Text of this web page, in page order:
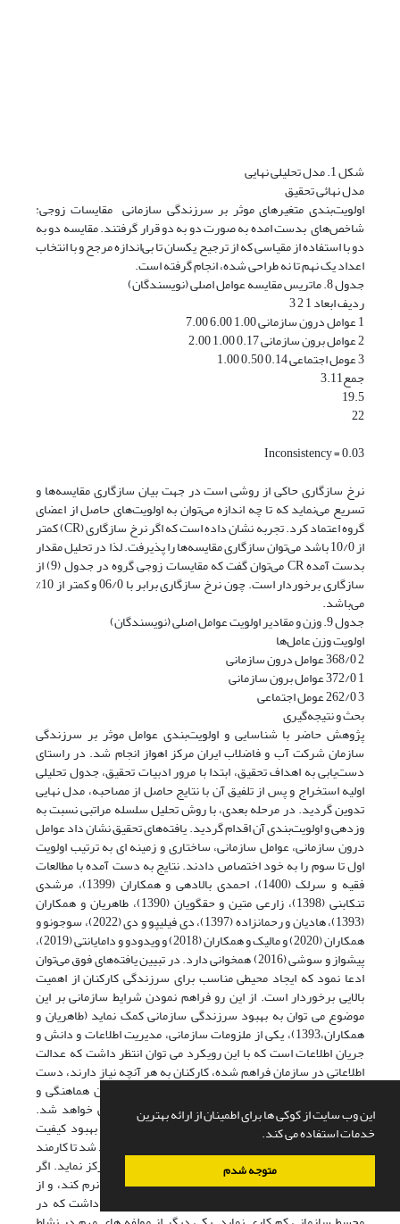
این وب سایت از کوکی ها برای اطمینان از ارائه بهترین
خدمات استفاده می کند.
متوجه شدم
شکل 1. مدل تحلیلی نهایی
مدل نهائی تحقیق
اولویت‌بندی متغیرهای موثر بر سرزندگی سازمانی مقایسات زوجی:
شاخص‌های بدست امده به صورت دو به دو قرار گرفتند. مقایسه دو به
دو با استفاده از مقیاسی که از ترجیح یکسان تا بی‌اندازه مرجح و با انتخاب
اعداد یک نهم تا نه طراحی شده، انجام گرفته است.
جدول 8. ماتریس مقایسه عوامل اصلی (نویسندگان)
ردیف ابعاد 1 2 3
1 عوامل درون سازمانی 1.00 6.00 7.00
2 عوامل برون سازمانی 0.17 1.00 2.00
3 عومل اجتماعی 0.14 0.50 1.00
جمع3.11
19.5
22
Inconsistency = 0.03
نرخ سازگاری حاکی از روشی است در جهت بیان سازگاری مقایسه‌ها و
تسریع می‌نماید که تا چه اندازه می‌توان به اولویت‌های حاصل از اعضای
گروه اعتماد کرد. تجربه نشان داده است که اگر نرخ سازگاری (CR) کمتر
از 10/0 باشد می‌توان سازگاری مقایسه‌ها را پذیرفت. لذا در تحلیل مقدار
بدست آمده CR می‌توان گفت که مقایسات زوجی گروه در جدول (9) از
سازگاری برخوردار است. چون نرخ سازگاری برابر با 06/0 و کمتر از 10%
می‌باشد.
جدول 9. وزن و مقادیر اولویت عوامل اصلی (نویسندگان)
اولویت وزن عامل‌ها
2 368/0 عوامل درون سازمانی
1 372/0 عوامل برون سازمانی
3 262/0 عومل اجتماعی
بحث و نتیجه‌گیری
پژوهش حاضر با شناسایی و اولویت‌بندی عوامل موثر بر سرزندگی
سازمان شرکت آب و فاضلاب ایران مرکز اهواز انجام شد. در راستای
دست‌یابی به اهداف تحقیق، ابتدا با مرور ادبیات تحقیق، جدول تحلیلی
اولیه استخراج و پس از تلفیق آن با نتایج حاصل از مصاحبه، مدل نهایی
تدوین گردید. در مرحله بعدی، با روش تحلیل سلسله مراتبی نسبت به
وزدهی و اولویت‌بندی آن اقدام گردید. یافته‌های تحقیق نشان داد عوامل
درون سازمانی، عوامل سازمانی، ساختاری و زمینه ای به ترتیب اولویت
اول تا سوم را به خود اختصاص دادند. نتایج به دست آمده با مطالعات
فقیه و سرلک (1400)، احمدی بالادهی و همکاران (1399)، مرشدی
تنکابنی (1398)، زارعی متین و حقگویان (1390)، طاهریان و همکاران
(1393)، هادیان و رحمانزاده (1397)، دی فیلیپو و دی (2022)، سوجونو و
همکاران (2020) و مالیک و همکاران (2018) و ویدودو و دامایانتی (2019)،
پیشواز و سوشی (2016) همخوانی دارد. در تبیین یافته‌های فوق می‌توان
ادعا نمود که ایجاد محیطی مناسب برای سرزندگی کارکنان از اهمیت
بالایی برخوردار است. از این رو فراهم نمودن شرایط سازمانی بر این
موضوع می توان به بهبود سرزندگی سازمانی کمک نماید (طاهریان و
همکاران،1393)، یکی از ملزومات سازمانی، مدیریت اطلاعات و دانش و
جریان اطلاعات است که با این رویکرد می توان انتظر داشت که عدالت
اطلاعاتی در سازمان فراهم شده، کارکنان به هر آنچه نیاز دارند، دست
پیدا خواهند کرد. و سبب خواهد شد تا در بین کارکنان هماهنگی و
روحیه تعاون ایجاد گردد. و سبب بهبود هویت سازمانی خواهد شد.
مولفه دیگری که می تواند این مسیر را تسریع بخشد، بهبود کیفیت
زندگی کاری است. ایجاد محیطی آرام و با نشاط سبب خواهد شد تا کارمند
یک سازمان، با انگیزه بیشتری به محیط کاری سازمان تمرکز نماید. اگر
کارمندی در سازمان با مشکلات متعددی دست و پنجه نرم کند، و از
وضعیت اقتصاد مکفی برخوردار نباشد، می توان انتظار داشت که در